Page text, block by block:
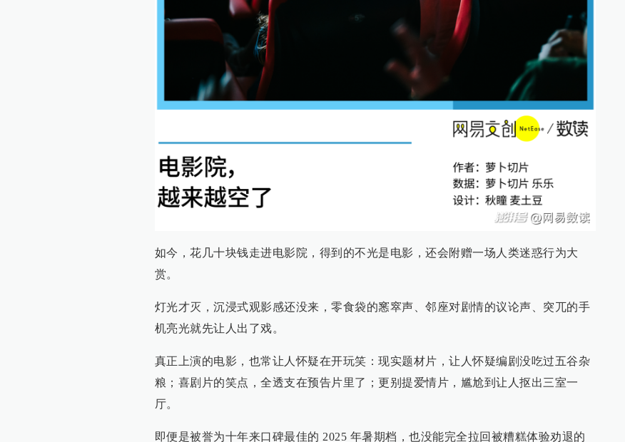
如今，花几十块钱走进电影院，得到的不光是电影，还会附赠一场人类迷惑行为大
赏。
灯光才灭，沉浸式观影感还没来，零食袋的窸窣声、邻座对剧情的议论声、突兀的手
机亮光就先让人出了戏。
真正上演的电影，也常让人怀疑在开玩笑：现实题材片，让人怀疑编剧没吃过五谷杂
粮；喜剧片的笑点，全透支在预告片里了；更别提爱情片，尴尬到让人抠出三室一
厅。
即便是被誉为十年来口碑最佳的 2025 年暑期档，也没能完全拉回被糟糕体验劝退的